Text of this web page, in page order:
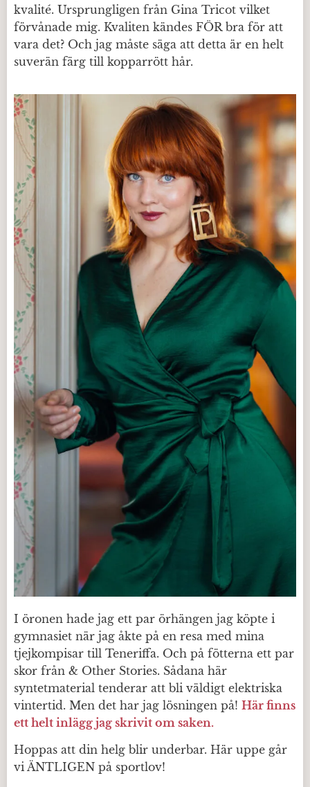
kvalité. Ursprungligen från Gina Tricot vilket
förvånade mig. Kvaliten kändes FÖR bra för att
vara det? Och jag måste säga att detta är en helt
suverän färg till kopparrött hår.
I öronen hade jag ett par örhängen jag köpte i
gymnasiet när jag åkte på en resa med mina
tjejkompisar till Teneriffa. Och på fötterna ett par
skor från & Other Stories. Sådana här
syntetmaterial tenderar att bli väldigt elektriska
vintertid. Men det har jag lösningen på! Här finns
ett helt inlägg jag skrivit om saken.
Hoppas att din helg blir underbar. Här uppe går
vi ÄNTLIGEN på sportlov!